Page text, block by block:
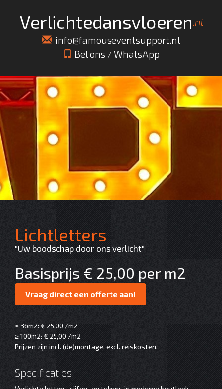
info@famouseventsupport.nl
Bel ons / WhatsApp
Lichtletters
"Uw boodschap door ons verlicht"
Basisprijs € 25,00 per m2
Vraag direct een offerte aan!
≥ 36m2: € 25,00 /m2
≥ 100m2: € 25,00 /m2
Prijzen zijn incl. (de)montage, excl. reiskosten.
Specificaties